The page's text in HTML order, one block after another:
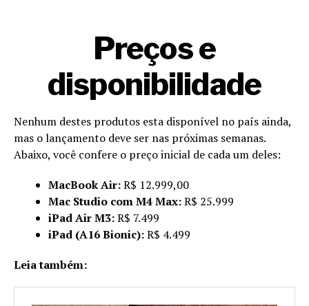
Preços e
disponibilidade
Nenhum destes produtos esta disponível no país ainda,
mas o lançamento deve ser nas próximas semanas.
Abaixo, você confere o preço inicial de cada um deles:
MacBook Air:R$ 12.999,00
Mac Studio com M4 Max:R$ 25.999
iPad Air M3:R$ 7.499
iPad (A16 Bionic):R$ 4.499
Leia também: